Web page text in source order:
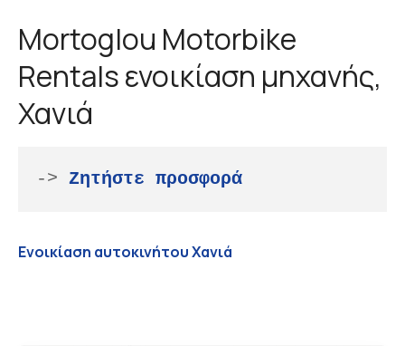
Mortoglou Motorbike
Rentals ενοικίαση μηχανής,
Χανιά
-> Ζητήστε προσφορά
Ενοικίαση αυτοκινήτου Χανιά